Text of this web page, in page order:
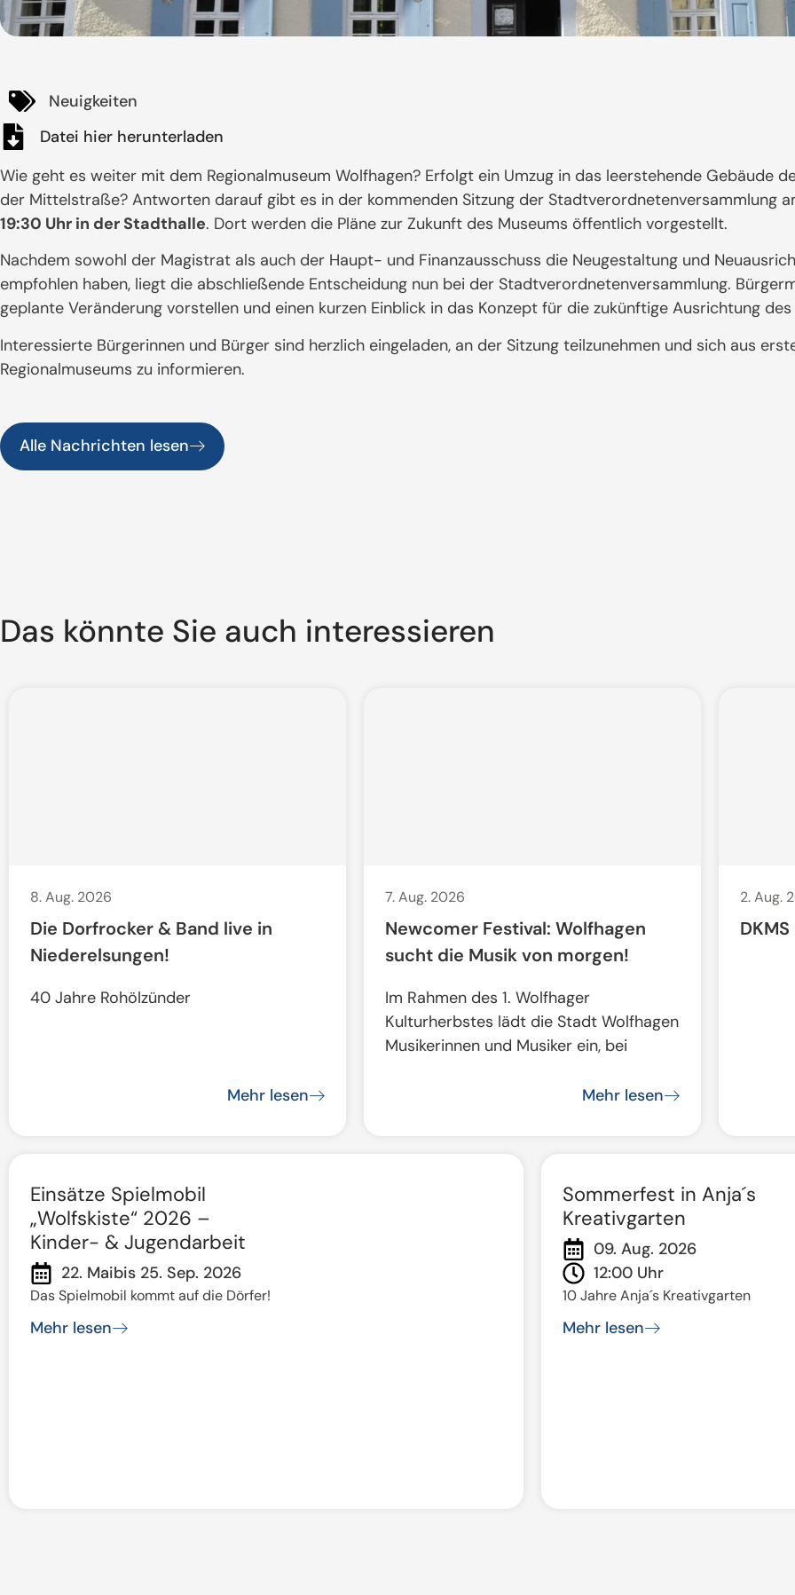
Neuigkeiten
Datei hier herunterladen
Wie geht es weiter mit dem Regionalmuseum Wolfhagen? Erfolgt ein Umzug in das leerstehende Gebäude
der Mittelstraße? Antworten darauf gibt es in der kommenden Sitzung der Stadtverordnetenversammlung
19:30 Uhr in der Stadthalle. Dort werden die Pläne zur Zukunft des Museums öffentlich vorgestellt.
Nachdem sowohl der Magistrat als auch der Haupt- und Finanzausschuss die Neugestaltung und
empfohlen haben, liegt die abschließende Entscheidung nun bei der Stadtverordnetenversammlung.
geplante Veränderung vorstellen und einen kurzen Einblick in das Konzept für die zukünftige Ausrichtung
Interessierte Bürgerinnen und Bürger sind herzlich eingeladen, an der Sitzung teilzunehmen und sich aus
Regionalmuseums zu informieren.
Alle Nachrichten lesen
Das könnte Sie auch interessieren
8. Aug. 2026
Die Dorfrocker & Band live in
Niederelsungen!
40 Jahre Rohölzünder
Mehr lesen
7. Aug. 2026
Newcomer Festival: Wolfhagen
sucht die Musik von morgen!
Im Rahmen des 1. Wolfhager
Kulturherbstes lädt die Stadt Wolfhagen
Musikerinnen und Musiker ein, bei
Mehr lesen
2. Aug.
Einsätze Spielmobil
„Wolfskiste“ 2026 –
Kinder- & Jugendarbeit
22. Maibis 25. Sep. 2026
Das Spielmobil kommt auf die Dörfer!
Mehr lesen
Sommerfest in Anja´s
Kreativgarten
09. Aug. 2026
12:00 Uhr
10 Jahre Anja´s Kreativgarten
Mehr lesen